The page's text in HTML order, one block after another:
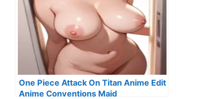
One Piece Attack On Titan Anime Edit
Anime Conventions Maid